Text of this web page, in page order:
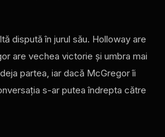
dispută în jurul său. Holloway are
are vechea victorie și umbra mai
partea, iar dacă McGregor îi
s-ar putea îndrepta către